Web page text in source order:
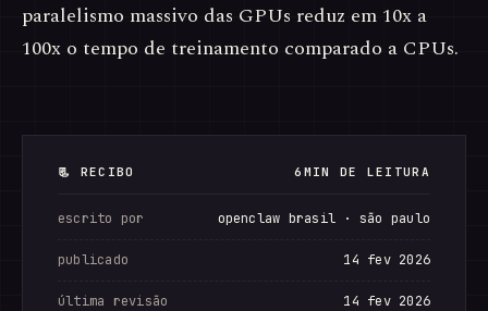
paralelismo massivo das GPUs reduz em 10x a
100x o tempo de treinamento comparado a CPUs.
📃 RECIBO 6MIN DE LEITURA
escrito por openclaw brasil · são paulo
publicado 14 fev 2026
última revisão 14 fev 2026